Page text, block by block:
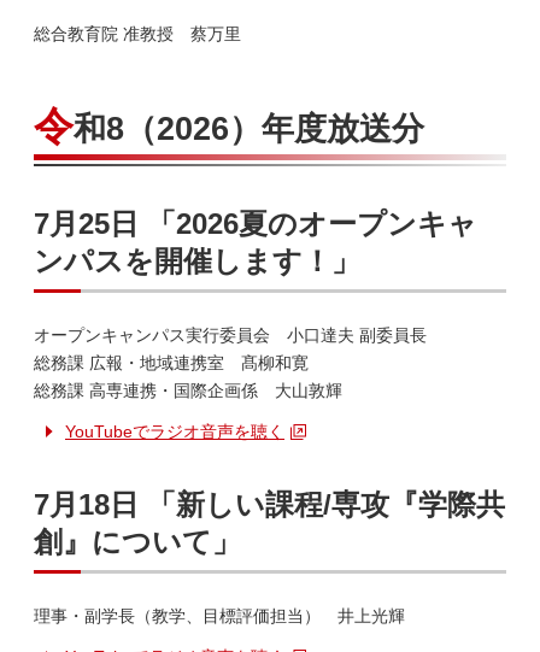
総合教育院 准教授 蔡万里
令和8（2026）年度放送分
7月25日 「2026夏のオープンキャ
ンパスを開催します！」
オープンキャンパス実行委員会 小口達夫 副委員長
総務課 広報・地域連携室 髙柳和寛
総務課 高専連携・国際企画係 大山敦輝
YouTubeでラジオ音声を聴く
7月18日 「新しい課程/専攻『学際共
創』について」
理事・副学長（教学、目標評価担当） 井上光輝